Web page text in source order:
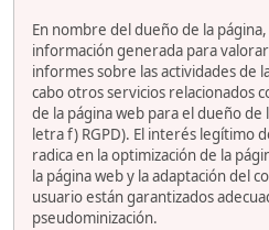
En nombre del dueño de la
información generada para
informes sobre las actividades de
cabo otros servicios relacionados
de la página web para el dueño de
letra f) RGPD). El interés legítimo
radica en la optimización de la
la página web y la adaptación del
usuario están garantizados
pseudominización.